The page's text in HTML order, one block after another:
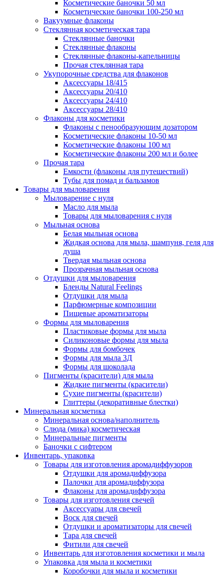
Косметические баночки 50 мл
Косметические баночки 100-250 мл
Вакуумные флаконы
Стеклянная косметическая тара
Стеклянные баночки
Стеклянные флаконы
Стеклянные флаконы-капельницы
Прочая стеклянная тара
Укупорочные средства для флаконов
Аксессуары 18/415
Аксессуары 20/410
Аксессуары 24/410
Аксессуары 28/410
Флаконы для косметики
Флаконы с пенообразующим дозатором
Косметические флаконы 10-50 мл
Косметические флаконы 100 мл
Косметические флаконы 200 мл и более
Прочая тара
Емкости (флаконы для путешествий)
Тубы для помад и бальзамов
Товары для мыловарения
Мыловарение с нуля
Масло для мыла
Товары для мыловарения с нуля
Мыльная основа
Белая мыльная основа
Жидкая основа для мыла, шампуня, геля для
душа
Твердая мыльная основа
Прозрачная мыльная основа
Отдушки для мыловарения
Бленды Natural Feelings
Отдушки для мыла
Парфюмерные композиции
Пищевые ароматизаторы
Формы для мыловарения
Пластиковые формы для мыла
Силиконовые формы для мыла
Формы для бомбочек
Формы для мыла 3Д
Формы для шоколада
Пигменты (красители) для мыла
Жидкие пигменты (красители)
Сухие пигменты (красители)
Глиттеры (декоративные блестки)
Минеральная косметика
Минеральная основа/наполнитель
Слюда (мика) косметическая
Минеральные пигменты
Баночки с сифтером
Инвентарь, упаковка
Товары для изготовления аромадиффузоров
Отдушки для аромадиффузора
Палочки для аромадиффузора
Флаконы для аромадиффузора
Товары для изготовления свечей
Аксессуары для свечей
Воск для свечей
Отдушки и ароматизаторы для свечей
Тара для свечей
Фитили для свечей
Инвентарь для изготовления косметики и мыла
Упаковка для мыла и косметики
Коробочки для мыла и косметики